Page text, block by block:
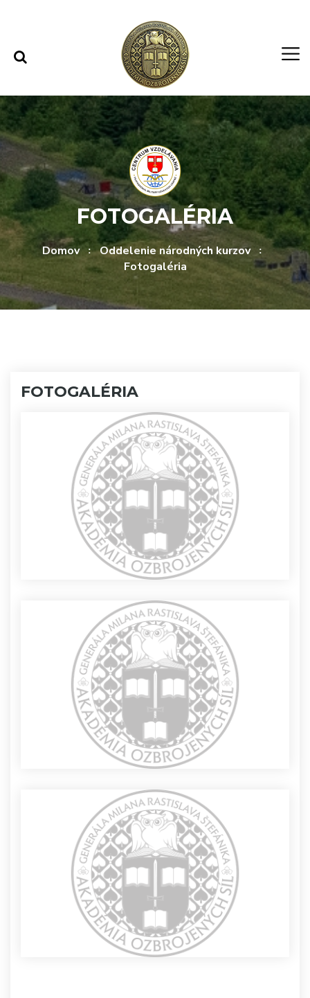
FOTOGALÉRIA
Domov
Oddelenie národných kurzov
Fotogaléria
FOTOGALÉRIA